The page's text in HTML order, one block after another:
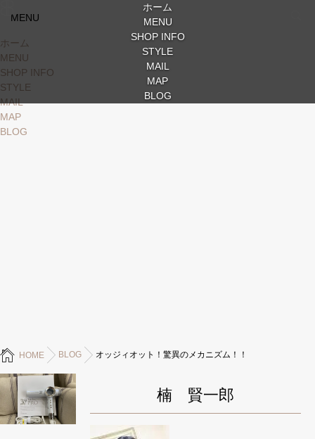
MENU
ホーム
MENU
SHOP INFO
STYLE
MAIL
MAP
BLOG
ホーム
MENU
SHOP INFO
STYLE
MAIL
MAP
BLOG
HOME BLOG オッジィオット！驚異のメカニズム！！
楠 賢一郎